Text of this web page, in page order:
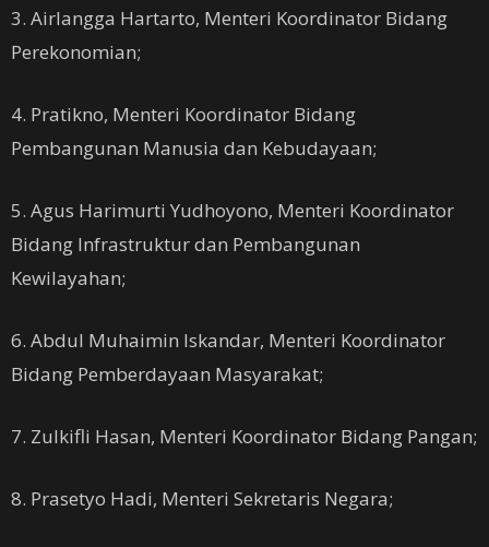
3. Airlangga Hartarto, Menteri Koordinator Bidang
Perekonomian;
4. Pratikno, Menteri Koordinator Bidang
Pembangunan Manusia dan Kebudayaan;
5. Agus Harimurti Yudhoyono, Menteri Koordinator
Bidang Infrastruktur dan Pembangunan
Kewilayahan;
6. Abdul Muhaimin Iskandar, Menteri Koordinator
Bidang Pemberdayaan Masyarakat;
7. Zulkifli Hasan, Menteri Koordinator Bidang Pangan;
8. Prasetyo Hadi, Menteri Sekretaris Negara;